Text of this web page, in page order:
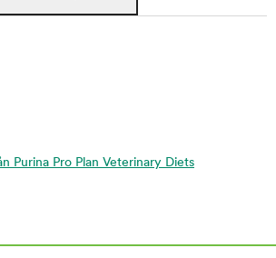
Purina Pro Plan Veterinary Diets